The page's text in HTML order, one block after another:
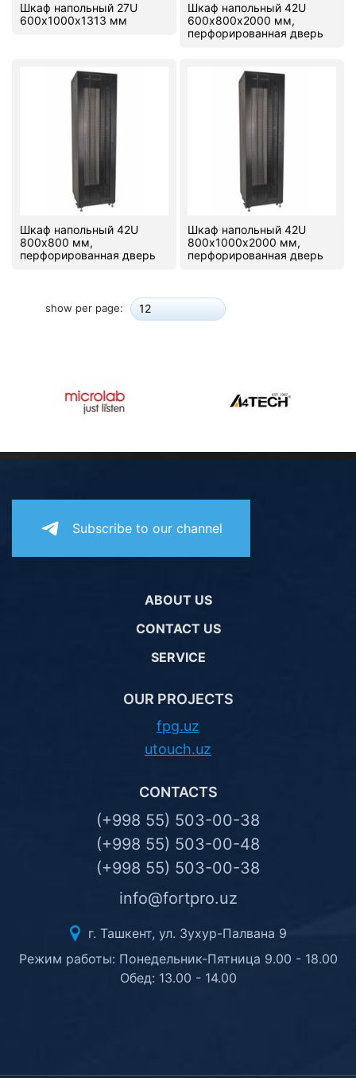
Шкаф напольный 27U
600х1000х1313 мм
Шкаф напольный 42U
600х800х2000 мм,
перфорированная дверь
Шкаф напольный 42U
800х800 мм,
перфорированная дверь
Шкаф напольный 42U
800х1000х2000 мм,
перфорированная дверь
show per page: 12
Subscribe to our channel
ABOUT US
CONTACT US
SERVICE
OUR PROJECTS
fpg.uz
utouch.uz
CONTACTS
(+998 55) 503-00-38
(+998 55) 503-00-48
(+998 55) 503-00-38
info@fortpro.uz
г. Ташкент, ул. Зухур-Палвана 9
Режим работы: Понедельник-Пятница 9.00 - 18.00
Обед: 13.00 - 14.00